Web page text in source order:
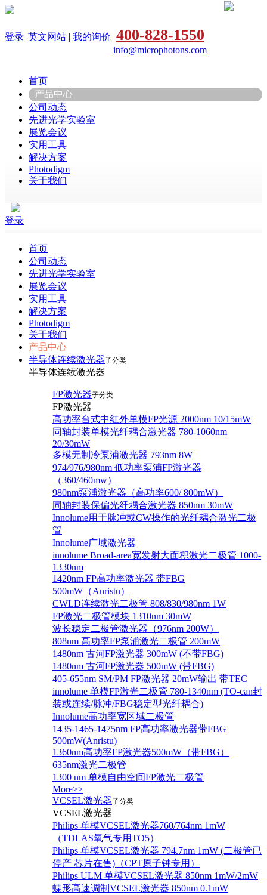
登录 |英文网站 | 我的询价 400-828-1550
info@microphotons.com
首页
产品中心
公司动态
先进光学实验室
展览会议
实用工具
解决方案
Photodigm
关于我们
登录
首页
公司动态
先进光学实验室
展览会议
实用工具
解决方案
Photodigm
关于我们
产品中心
半导体连续激光器子分类
半导体连续激光器
FP激光器子分类
FP激光器
高功率台式中红外单模FP光源 2000nm 10/15mW
同轴封装单模光纤耦合激光器 780-1060nm
20/30mW
多模无制冷泵浦激光器 793nm 8W
974/976/980nm 低功率泵浦FP激光器
（360/460mw）
980nm泵浦激光器（高功率600/ 800mW）
同轴封装保偏光纤耦合激光器 850nm 30mW
Innolume用于脉冲或CW操作的光纤耦合激光二极
管
Innolume广域激光器
innolume Broad-area宽发射大面积激光二极管 1000-
1330nm
1420nm FP高功率激光器 带FBG
500mW（Anristu）
CWLD连续激光二极管 808/830/980nm 1W
FP激光二极管模块 1310nm 30mW
波长稳定二极管激光器（976nm 200W）
808nm 高功率FP泵浦激光二极管 200mW
1480nm 古河FP激光器 300mW (不带FBG)
1480nm 古河FP激光器 500mW (带FBG)
405-655nm SM/PM FP激光器 20mW输出 带TEC
innolume 单模FP激光二极管 780-1340nm (TO-can封
装或连续/脉冲/FBG稳定型光纤耦合)
Innolume高功率宽区域二极管
1435-1465-1475nm FP高功率激光器带FBG
500mW(Anristu)
1360nm高功率FP激光器500mW（带FBG）
635nm激光二极管
1300 nm 单模自由空间FP激光二极管
More>>
VCSEL激光器子分类
VCSEL激光器
Philips 单模VCSEL激光器760/764nm 1mW
（TDLAS氧气专用TO5）
Philips 单模VCSEL激光器 794.7nm 1mW (二极管已
停产 芯片在售)（CPT原子钟专用）
Philips ULM 单模VCSEL激光器 850nm 1mW/2mW
蝶形高速调制VCSEL激光器 850nm 0.1mW